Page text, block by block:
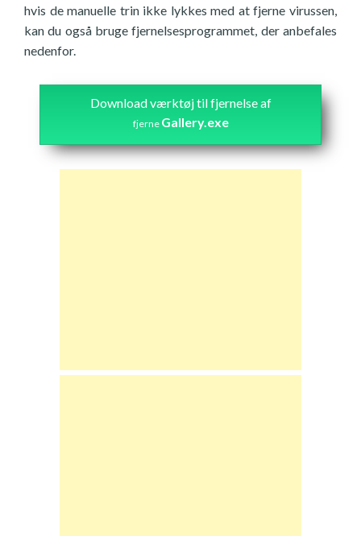
hvis de manuelle trin ikke lykkes med at fjerne virussen,
kan du også bruge fjernelsesprogrammet, der anbefales
nedenfor.
Download værktøj til fjernelse af
fjerne Gallery.exe